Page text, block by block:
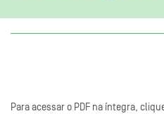
Para acessar o PDF na íntegra,